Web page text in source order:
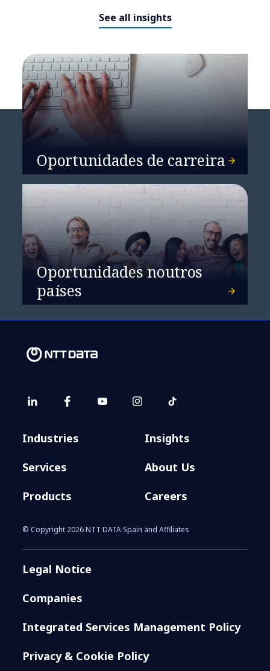
NTT DATA Insurtech Global
Outlook 2026
See all insights
Oportunidades de carreira
Oportunidades noutros
países
Industries
Services
Products
Insights
About Us
Careers
© Copyright 2026 NTT DATA Spain and Affiliates
Legal Notice
Companies
Integrated Services Management Policy
Privacy & Cookie Policy